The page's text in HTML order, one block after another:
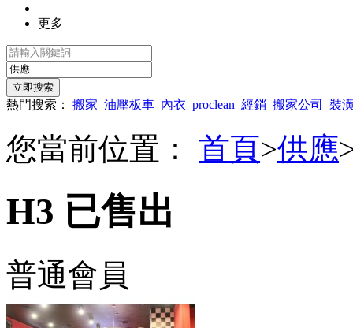
|
更多
熱門搜索： 搬家 油壓板車 內衣 proclean 經銷 搬家公司 裝
您當前位置： 首頁>供應
H3 已售出
普通會員